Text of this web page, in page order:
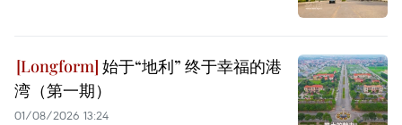
始于“地利” 终于幸福的港
湾（第一期）
01/08/2026 13:24